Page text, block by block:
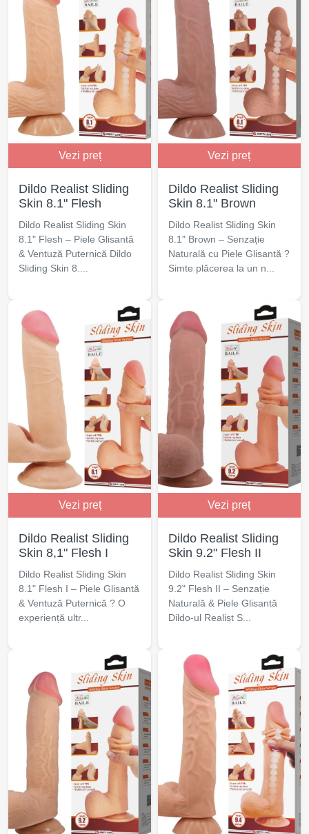
Vezi preț
Dildo Realist Sliding
Skin 8.1" Flesh
Dildo Realist Sliding Skin
8.1" Flesh – Piele Glisantă
& Ventuză Puternică Dildo
Sliding Skin 8....
Vezi preț
Dildo Realist Sliding
Skin 8.1" Brown
Dildo Realist Sliding Skin
8.1" Brown – Senzație
Naturală cu Piele Glisantă ?
Simte plăcerea la un n...
Vezi preț
Dildo Realist Sliding
Skin 8,1" Flesh I
Dildo Realist Sliding Skin
8.1" Flesh I – Piele Glisantă
& Ventuză Puternică ? O
experiență ultr...
Vezi preț
Dildo Realist Sliding
Skin 9.2" Flesh II
Dildo Realist Sliding Skin
9.2" Flesh II – Senzație
Naturală & Piele Glisantă
Dildo-ul Realist S...